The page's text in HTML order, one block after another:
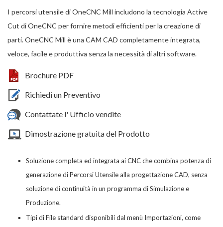
I percorsi utensile di OneCNC Mill includono la tecnologia Active
Cut di OneCNC per fornire metodi efficienti per la creazione di
parti. OneCNC Mill è una CAM CAD completamente integrata,
veloce, facile e produttiva senza la necessità di altri software.
Brochure PDF
Richiedi un Preventivo
Contattate l' Ufficio vendite
Dimostrazione gratuita del Prodotto
Soluzione completa ed integrata ai CNCche combina potenza di
generazione di Percorsi Utensile alla progettazione CAD, senza
soluzione di continuità in un programma di Simulazione e
Produzione.
Tipi di File standard disponibili dal menù Importazioni, come